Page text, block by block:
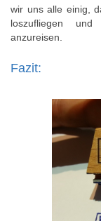
wir uns alle einig,
loszufliegen und
anzureisen.
Fazit: